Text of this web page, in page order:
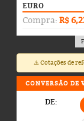
EURO
Compra: R$
⚠️ Cotações de
CONVERSÃO DE